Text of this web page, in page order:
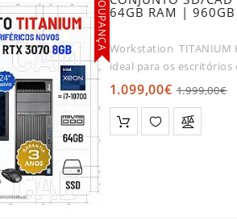
POUPANÇA 64GB RAM | 960GB
Workstation TITANIUM
ideal para os
silencios..
1.099,00€ 1.999,00€